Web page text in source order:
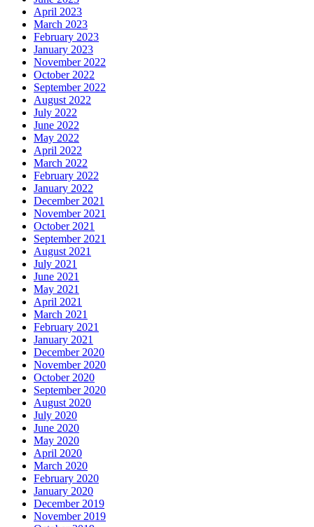
April 2023
March 2023
February 2023
January 2023
November 2022
October 2022
September 2022
August 2022
July 2022
June 2022
May 2022
April 2022
March 2022
February 2022
January 2022
December 2021
November 2021
October 2021
September 2021
August 2021
July 2021
June 2021
May 2021
April 2021
March 2021
February 2021
January 2021
December 2020
November 2020
October 2020
September 2020
August 2020
July 2020
June 2020
May 2020
April 2020
March 2020
February 2020
January 2020
December 2019
November 2019